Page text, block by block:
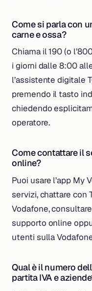
Come si parla con
carne e ossa?
Chiama il 190 (o
i giorni dalle 8:00
l’assistente digitale
premendo il tasto
chiedendo
operatore.
Come contattare il
online?
Puoi usare l’app My
servizi, chattare con
Vodafone,
supporto online
utenti sulla
Qual è il numero
partita IVA e